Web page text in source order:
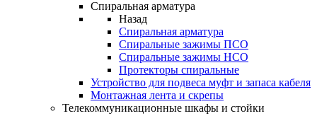
Спиральная арматура
Назад
Спиральная арматура
Спиральные зажимы ПСО
Спиральные зажимы НСО
Протекторы спиральные
Устройство для подвеса муфт и запаса кабеля
Монтажная лента и скрепы
Телекоммуникационные шкафы и стойки